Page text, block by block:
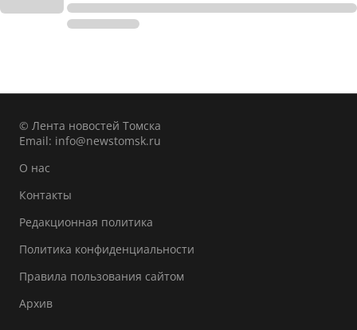
© Лента новостей Томска
Email: info@newstomsk.ru
О нас
Контакты
Редакционная политика
Политика конфиденциальности
Правила пользования сайтом
Архив